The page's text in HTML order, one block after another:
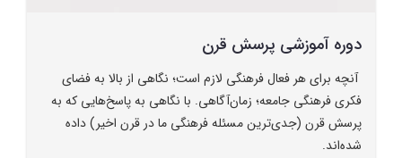
دوره آموزشی پرسش قرن
آنچه برای هر فعال فرهنگی لازم است؛ نگاهی از بالا به فضای
فکری فرهنگی جامعه؛ زمان‌آگاهی. با نگاهی به پاسخ‌هایی که به
پرسش‌ قرن (جدی‌ترین مسئله فرهنگی ما در قرن اخیر) داده
شده‌اند.